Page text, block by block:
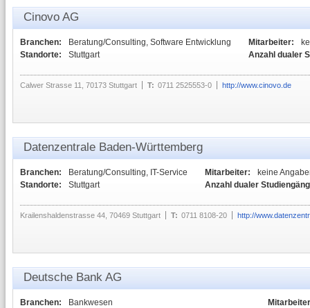
Cinovo AG
Branchen:
Beratung/Consulting, Software Entwicklung
Standorte:
Stuttgart
Mitarbeiter:
Anzahl dualer
Calwer Strasse 11, 70173 Stuttgart T: 0711 2525553-0 http://www.cinovo.de
Datenzentrale Baden-Württemberg
Branchen:
Beratung/Consulting, IT-Service
Standorte:
Stuttgart
Mitarbeiter:
keine
Anzahl dualer
Krailenshaldenstrasse 44, 70469 Stuttgart T: 0711 8108-20 http://
Deutsche Bank AG
Branchen:
Bankwesen